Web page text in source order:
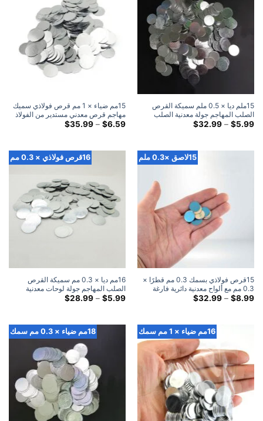
15ملم ديا × 0.5 ملم سميكة القرص
الصلب المهاجم جولة معدنية الصلب
لوحات الضرب القرص
$5.99
–
$32.99 النطاق
$32.99
15مم ضياء × 1 مم قرص فولاذي سميك
مهاجم قرص معدني مستدير من الفولاذ
$6.59
–
$35.99 النطاق
$35.99
15لاصق ×0.3 ملم
15قرص فولاذي بسمك 0.3 مم قطرًا ×
0.3 مم مع ألواح معدنية دائرية فارغة
لاصقة 3M$8.99
–
$32.99 النطاق
$32.99
16قرص فولاذي × 0.3 مم
16مم ديا × 0.3 مم سميكة القرص
الصلب المهاجم جولة لوحات معدنية
فارغة القرص الصلب
$5.99
–
$28.99 النطاق
$28.99
16مم ضياء × 1 مم سمك 18مم ضياء × 0.3 مم سمك